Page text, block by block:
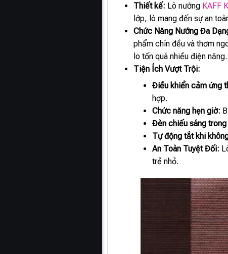
Thiết kế: Lò nướng KAFF
lớp, lò mang đến sự an
Chức Năng Nướng Đa
phẩm chín đều và thơm
lo tốn quá nhiều điện năng.
Tiện Ích Vượt Trội:
Điều khiển cảm ứng
hợp.
Chức năng hẹn giờ:
Đèn chiếu sáng
Tự động tắt khi
An Toàn Tuyệt Đối:
trẻ nhỏ.